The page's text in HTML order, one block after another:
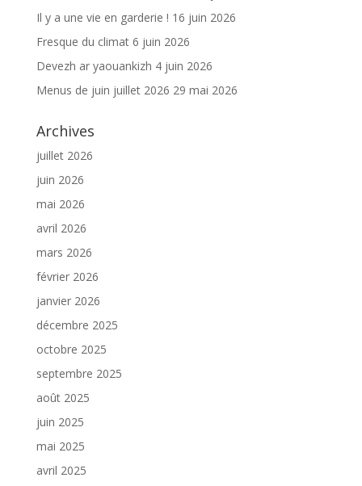
Il y a une vie en garderie ! 16 juin 2026
Fresque du climat 6 juin 2026
Devezh ar yaouankizh 4 juin 2026
Menus de juin juillet 2026 29 mai 2026
Archives
juillet 2026
juin 2026
mai 2026
avril 2026
mars 2026
février 2026
janvier 2026
décembre 2025
octobre 2025
septembre 2025
août 2025
juin 2025
mai 2025
avril 2025